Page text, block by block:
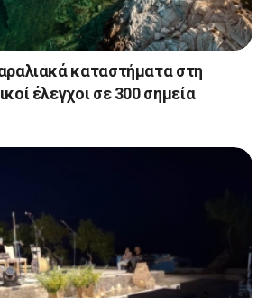
καταστήματα στη
έλεγχοι σε 300 σημεία